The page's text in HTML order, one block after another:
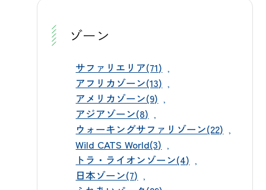
します。今しばらくお待ちくださ
い。公式X（旧Twitter）やInstagram
でも最新情報をお届けしております
ので、ぜひフォローしてお待ちいた
だけますと幸いです。秋の行楽シー
ズン、ご家族やご友人と一緒に、動
物たちとの特別なひとときをお楽し
みください。スタッフ一同、皆さま
のご来園を心よりお待ちしておりま
どちらを優先したいかによって、乗
車する便を選んでいただくと便利で
す。平日は本数がやや少なくなりま
すので、事前に時刻表をご確認のう
えお出かけいただくと安心です。 上
信電鉄のサファリカラーの車両 ✅ ご
利用にあたってのポイント 送迎バス
は、上州富岡駅とパーク間を直行で
結んでおり、途中区間での乗り降り
はできません。運賃はもちろん無料
ゾーン
サファリエリア(71)
アフリカゾーン(13)
アメリカゾーン(9)
アジアゾーン(8)
ウォーキングサファリゾーン(22)
Wild CATS World(3)
トラ・ライオンゾーン(4)
日本ゾーン(7)